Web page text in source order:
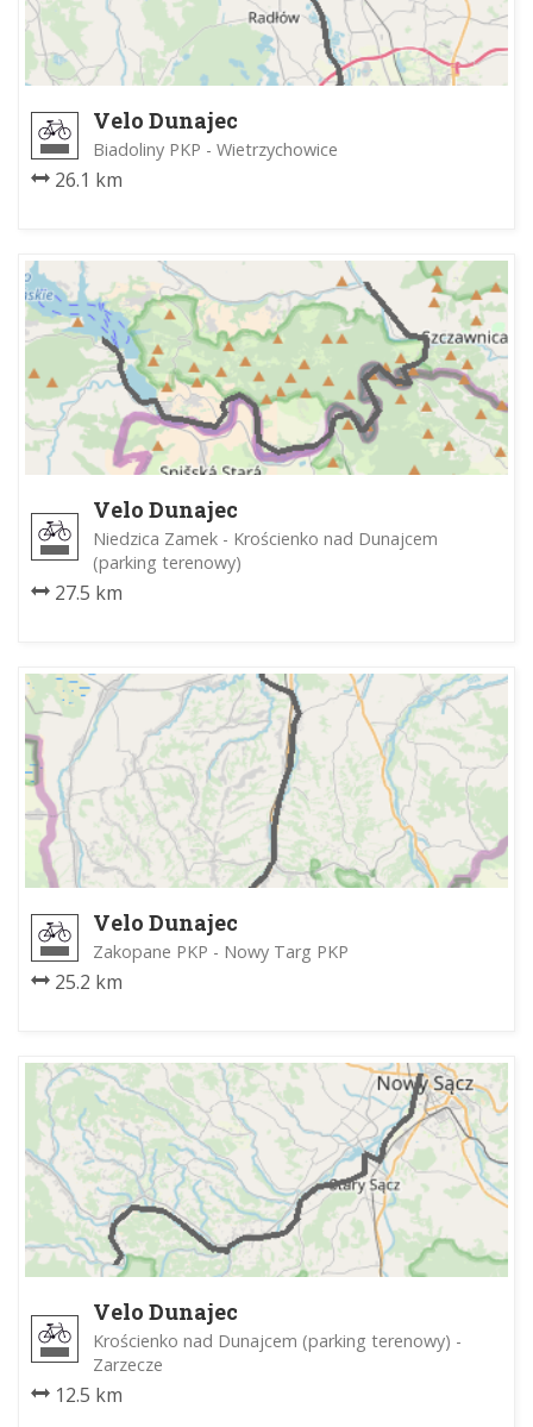
Velo Dunajec
Biadoliny PKP - Wietrzychowice
26.1 km
Velo Dunajec
Niedzica Zamek - Krościenko nad Dunajcem
(parking terenowy)
27.5 km
Velo Dunajec
Zakopane PKP - Nowy Targ PKP
25.2 km
Velo Dunajec
Krościenko nad Dunajcem (parking terenowy) -
Zarzecze
12.5 km